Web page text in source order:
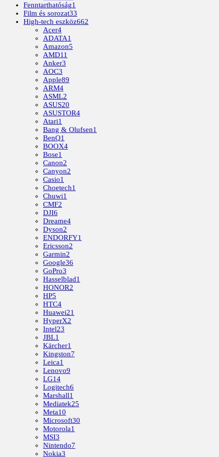
Fenntarthatóság1
Film és sorozat33
High-tech eszköz662
Acer4
ADATA1
Amazon5
AMD11
Anker3
AOC3
Apple89
ARM4
ASML2
ASUS20
ASUSTOR4
Atari1
Bang & Olufsen1
BenQ1
BOOX4
Bose1
Canon2
Canyon2
Casio1
Choetech1
Chuwi1
CMF2
DJI6
Dreame4
Dyson2
ENDORFY1
Ericsson2
Garmin2
Google36
GoPro3
Hasselblad1
HONOR2
HP5
HTC4
Huawei21
HyperX2
Intel23
JBL1
Kärcher1
Kingston7
Leica1
Lenovo9
LG14
Logitech6
Marshall1
Mediatek25
Meta10
Microsoft30
Motorola1
MSI3
Nintendo7
Nokia3